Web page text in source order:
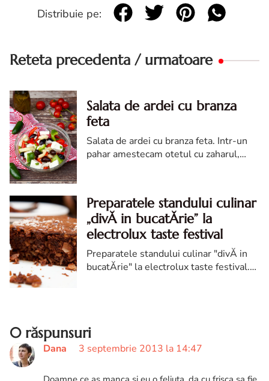
Distribuie pe:
Reteta precedenta / urmatoare
Salata de ardei cu branza
feta
Salata de ardei cu branza feta. Intr-un
pahar amestecam otetul cu zaharul,
Preparatele standului culinar
„divĂ in bucatĂrie” la
electrolux taste festival
Preparatele standului culinar "divĂ in
bucatĂrie" la electrolux taste festival.
0 răspunsuri
Dana 3 septembrie 2013 la 14:47